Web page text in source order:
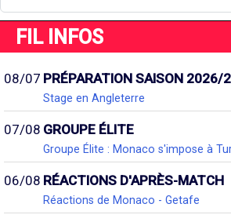
FIL INFOS
08/07 PRÉPARATION SAISON 2026/
Stage en Angleterre
07/08 GROUPE ÉLITE
Groupe Élite : Monaco s'impose à
06/08 RÉACTIONS D'APRÈS-MATCH
Réactions de Monaco - Getafe